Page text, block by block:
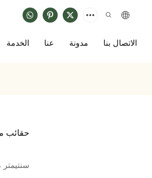
الخدمة عنا مدونة الاتصال بنا
حقائب
23*14*17 سنتيمتر ، 28*17*19 سنتيمتر أو